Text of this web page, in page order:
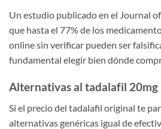
Un estudio publicado en el Journal
que hasta el 77% de los
online sin verificar pueden ser
fundamental elegir bien dónde
Alternativas al tadalafil 20mg
Si el precio del tadalafil original te
alternativas genéricas igual de